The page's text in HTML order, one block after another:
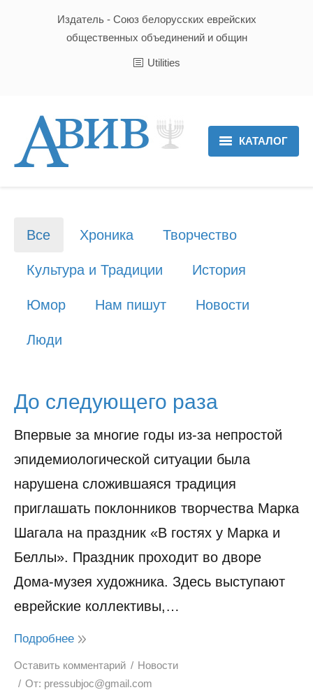
Издатель - Союз белорусских еврейских
общественных объединений и общин
Utilities
КАТАЛОГ
Культура и Традиции
Хроника
Люди
Все Хроника Творчество
Культура и Традиции История
Юмор Нам пишут Новости
Люди
До следующего раза
Впервые за многие годы из-за непростой
эпидемиологической ситуации была
нарушена сложившаяся традиция
приглашать поклонников творчества Марка
Шагала на праздник «В гостях у Марка и
Беллы». Праздник проходит во дворе
Дома-музея художника. Здесь выступают
еврейские коллективы,…
Подробнее
Оставить комментарий
Новости
От: pressubjoc@gmail.com